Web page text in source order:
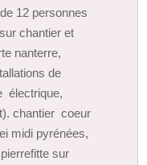
12 personnes
chantier et
nanterre,
de
électrique,
chantier coeur
midi pyrénées,
sur